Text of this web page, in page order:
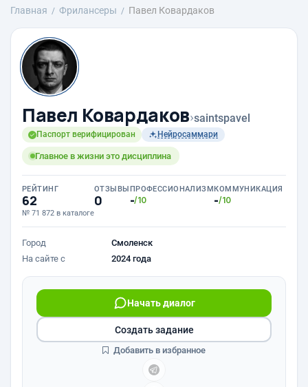
Главная Фрилансеры Павел Ковардаков
Павел Ковардаков›saintspavel
Паспорт верифицирован Нейросаммари
Главное в жизни это дисциплина
РЕЙТИНГ
62
№ 71 872 в каталоге
ОТЗЫВЫ
0
ПРОФЕССИОНАЛИЗМ
-/10
КОММУНИКАЦИЯ
-/10
Город
Смоленск
На сайте с
2024 года
Начать диалог
Создать задание
Добавить в избранное